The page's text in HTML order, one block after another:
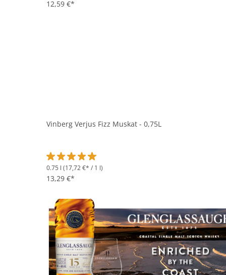
12,59 €*
Vinberg Verjus Fizz Muskat - 0,75L
Durchschnittliche Bewertung von 5 von 5 Sternen
0.75 l (17,72 €* / 1 l)
13,29 €*